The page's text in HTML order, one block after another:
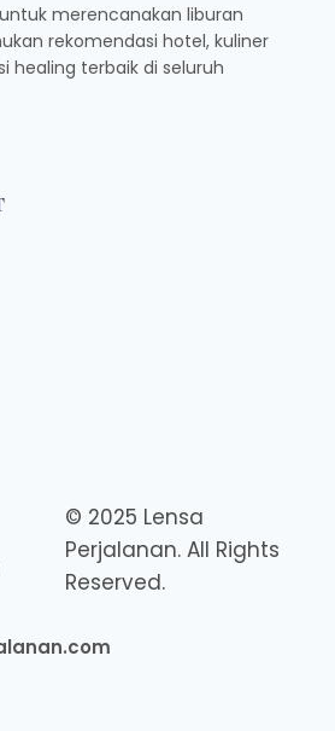
merencanakan liburan
rekomendasi hotel, kuliner
healing terbaik di seluruh
© 2025 Lensa
Perjalanan. All Rights
Reserved.